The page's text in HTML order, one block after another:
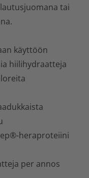
tai
käyttöön
hiilihydraatteja
heraproteiini
per annos